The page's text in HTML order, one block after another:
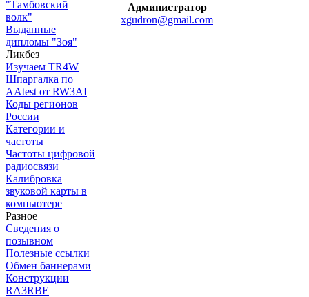
"Тамбовский
волк"
Выданные
дипломы "Зоя"
Ликбез
Изучаем TR4W
Шпаргалка по
AAtest от RW3AI
Коды регионов
России
Категории и
частоты
Частоты цифровой
радиосвязи
Калибровка
звуковой карты в
компьютере
Разное
Сведения о
позывном
Полезные ссылки
Обмен баннерами
Конструкции
RA3RBE
Администратор
xgudron@gmail.com